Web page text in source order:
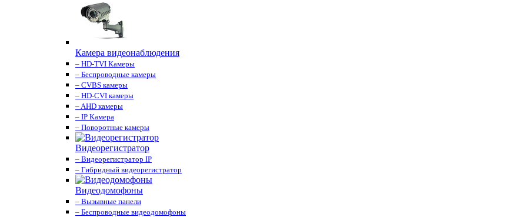
Камера видеонаблюдения
– HD-TVI Камеры
– Беспроводные камеры
– CVBS камеры
– HD-CVI камеры
– AHD камеры
– IP Камера
– Поворотные камеры
Видеорегистратор
– Видеорегистратор IP
– Гибридный видеорегистратор
Видеодомофоны
– Вызывные панели
– Беспроводные видеодомофоны